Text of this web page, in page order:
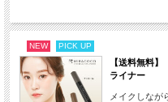
NEW PICK UP
【送料無料
ライナー
メイクしなが